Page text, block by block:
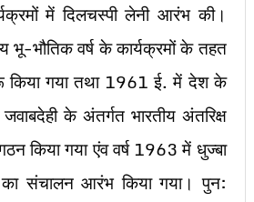
में दिलचस्पी लेनी आरंभ की।
भू-भौतिक वर्ष के कार्यक्रमों के तहत
किया गया तथा 1961 ई. में देश के
के अंतर्गत भारतीय अंतरिक्ष
किया गया एंव वर्ष 1963 में धुज्बा
संचालन आरंभ किया गया। पुन: